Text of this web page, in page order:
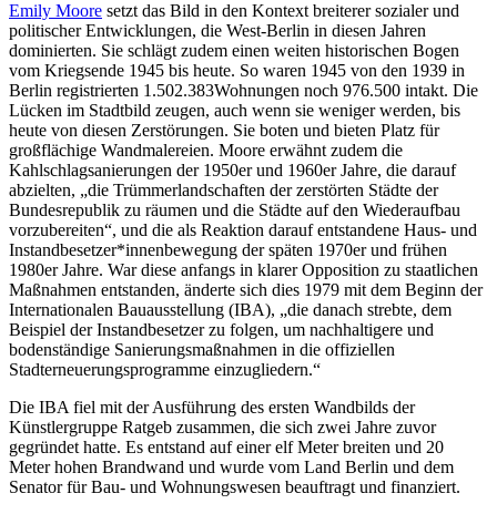
Emily Moore setzt das Bild in den Kontext breiterer sozialer und
politischer Entwicklungen, die West-Berlin in diesen Jahren
dominierten. Sie schlägt zudem einen weiten historischen Bogen
vom Kriegsende 1945 bis heute. So waren 1945 von den 1939 in
Berlin registrierten 1.502.383Wohnungen noch 976.500 intakt. Die
Lücken im Stadtbild zeugen, auch wenn sie weniger werden, bis
heute von diesen Zerstörungen. Sie boten und bieten Platz für
großflächige Wandmalereien. Moore erwähnt zudem die
Kahlschlagsanierungen der 1950er und 1960er Jahre, die darauf
abzielten, „die Trümmerlandschaften der zerstörten Städte der
Bundesrepublik zu räumen und die Städte auf den Wiederaufbau
vorzubereiten“, und die als Reaktion darauf entstandene Haus‐ und
Instandbesetzer*innenbewegung der späten 1970er und frühen
1980er Jahre. War diese anfangs in klarer Opposition zu staatlichen
Maßnahmen entstanden, änderte sich dies 1979 mit dem Beginn der
Internationalen Bauausstellung (IBA), „die danach strebte, dem
Beispiel der Instandbesetzer zu folgen, um nachhaltigere und
bodenständige Sanierungsmaßnahmen in die offiziellen
Stadterneuerungsprogramme einzugliedern.“
Die IBA fiel mit der Ausführung des ersten Wandbilds der
Künstlergruppe Ratgeb zusammen, die sich zwei Jahre zuvor
gegründet hatte. Es entstand auf einer elf Meter breiten und 20
Meter hohen Brandwand und wurde vom Land Berlin und dem
Senator für Bau- und Wohnungswesen beauftragt und finanziert.